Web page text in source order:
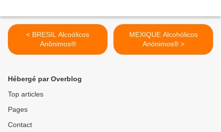
< BRESIL Alcoólicos
Anônimos®
MEXIQUE Alcohólicos
Anónimos® >
Hébergé par Overblog
Top articles
Pages
Contact